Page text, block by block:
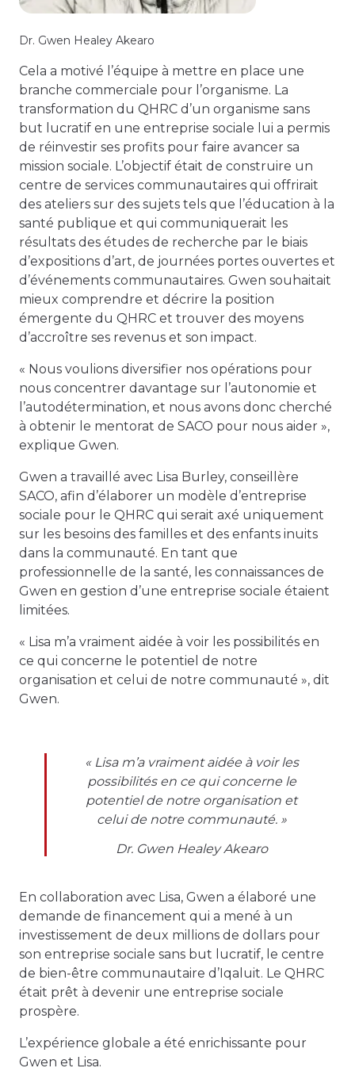
Dr. Gwen Healey Akearo
Cela a motivé l’équipe à mettre en place une
branche commerciale pour l’organisme. La
transformation du QHRC d’un organisme sans
but lucratif en une entreprise sociale lui a permis
de réinvestir ses profits pour faire avancer sa
mission sociale. L’objectif était de construire un
centre de services communautaires qui offrirait
des ateliers sur des sujets tels que l’éducation à la
santé publique et qui communiquerait les
résultats des études de recherche par le biais
d’expositions d’art, de journées portes ouvertes et
d’événements communautaires. Gwen souhaitait
mieux comprendre et décrire la position
émergente du QHRC et trouver des moyens
d’accroître ses revenus et son impact.
« Nous voulions diversifier nos opérations pour
nous concentrer davantage sur l’autonomie et
l’autodétermination, et nous avons donc cherché
à obtenir le mentorat de SACO pour nous aider »,
explique Gwen.
Gwen a travaillé avec Lisa Burley, conseillère
SACO, afin d’élaborer un modèle d’entreprise
sociale pour le QHRC qui serait axé uniquement
sur les besoins des familles et des enfants inuits
dans la communauté. En tant que
professionnelle de la santé, les connaissances de
Gwen en gestion d’une entreprise sociale étaient
limitées.
« Lisa m’a vraiment aidée à voir les possibilités en
ce qui concerne le potentiel de notre
organisation et celui de notre communauté », dit
Gwen.
« Lisa m’a vraiment aidée à voir les
possibilités en ce qui concerne le
potentiel de notre organisation et
celui de notre communauté. »
Dr. Gwen Healey Akearo
En collaboration avec Lisa, Gwen a élaboré une
demande de financement qui a mené à un
investissement de deux millions de dollars pour
son entreprise sociale sans but lucratif, le centre
de bien-être communautaire d’Iqaluit. Le QHRC
était prêt à devenir une entreprise sociale
prospère.
L’expérience globale a été enrichissante pour
Gwen et Lisa.